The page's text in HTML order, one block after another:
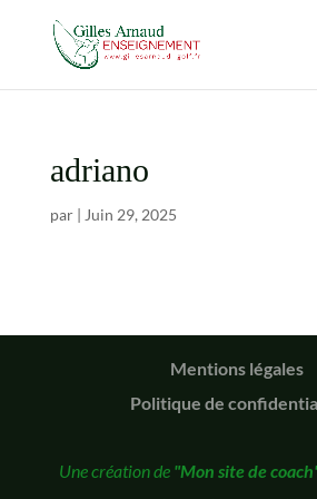
adriano
par | Juin 29, 2025
Mentions légales
Politique de
Une création de "Mon site de